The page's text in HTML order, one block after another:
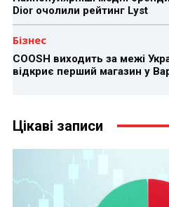
Dior очолили рейтинг Lyst
Бізнес
COOSH виходить за межі
відкриє перший магазин у
Цікаві записи